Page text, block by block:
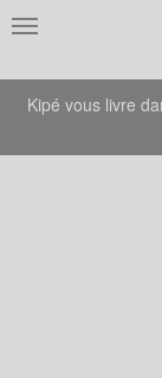
Kipé vous livre